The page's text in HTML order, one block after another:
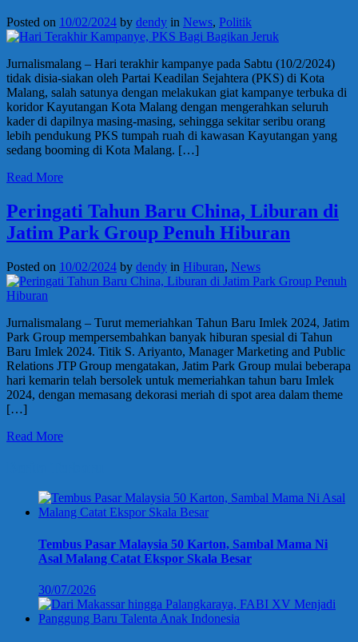
Posted on 10/02/2024 by dendy in News, Politik
Jurnalismalang – Hari terakhir kampanye pada Sabtu (10/2/2024)
tidak disia-siakan oleh Partai Keadilan Sejahtera (PKS) di Kota
Malang, salah satunya dengan melakukan giat kampanye terbuka di
koridor Kayutangan Kota Malang dengan mengerahkan seluruh
kader di dapilnya masing-masing, sehingga sekitar seribu orang
lebih pendukung PKS tumpah ruah di kawasan Kayutangan yang
sedang booming di Kota Malang. […]
Read More
Peringati Tahun Baru China, Liburan di
Jatim Park Group Penuh Hiburan
Posted on 10/02/2024 by dendy in Hiburan, News
Jurnalismalang – Turut memeriahkan Tahun Baru Imlek 2024, Jatim
Park Group mempersembahkan banyak hiburan spesial di Tahun
Baru Imlek 2024. Titik S. Ariyanto, Manager Marketing and Public
Relations JTP Group mengatakan, Jatim Park Group mulai beberapa
hari kemarin telah bersolek untuk memeriahkan tahun baru Imlek
2024, dengan memasang dekorasi meriah di spot area dalam theme
[…]
Read More
Tembus Pasar Malaysia 50 Karton, Sambal Mama Ni
Asal Malang Catat Ekspor Skala Besar
30/07/2026